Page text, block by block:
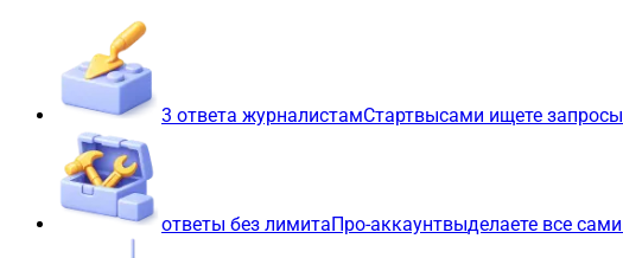
3 ответа журналистамСтартвысами ищете
ответы без лимитаПро-аккаунтвыделаете все